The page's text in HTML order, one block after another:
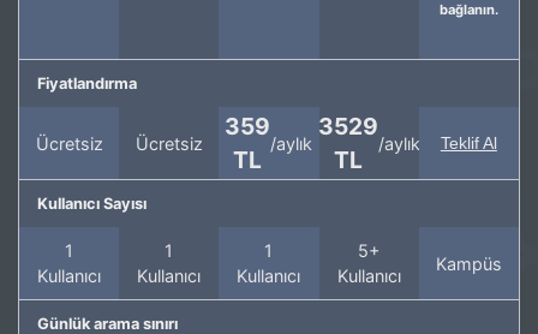
bağlanın.
Fiyatlandırma
Ücretsiz Ücretsiz
359
TL
/aylık
3529
TL
/aylık Teklif Al
Kullanıcı Sayısı
1
Kullanıcı
1
Kullanıcı
1
Kullanıcı
5+
Kullanıcı
Kampüs
Günlük arama sınırı